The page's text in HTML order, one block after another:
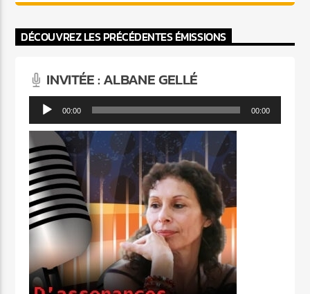
DÉCOUVREZ LES PRÉCÉDENTES ÉMISSIONS
INVITÉE : ALBANE GELLÉ
Lecteur
audio
00:00 00:00